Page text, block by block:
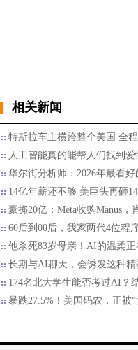
相关新闻
特斯拉车主横跨整个美国 全
人工智能真的能帮人们找到爱
华尔街分析师：2026年最看
14亿年薪还不够 美巨头再砸
豪掷20亿：Meta收购Manus，
60后到00后，我家两代4位程
他杀死83岁母亲！AI的温柔正
长期与AI聊天，会诱发这种精
174名北大学生能否考过AI？
暴跌27.5%！美国码农，正被“